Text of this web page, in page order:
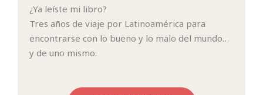
¿Ya leíste mi libro?
Tres años de viaje por Latinoamérica para
encontrarse con lo bueno y lo malo del mundo…
y de uno mismo.